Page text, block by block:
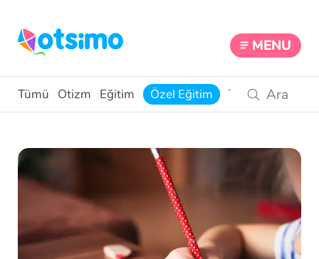
MENU
Tümü Otizm Eğitim Özel Eğitim Teknoloji